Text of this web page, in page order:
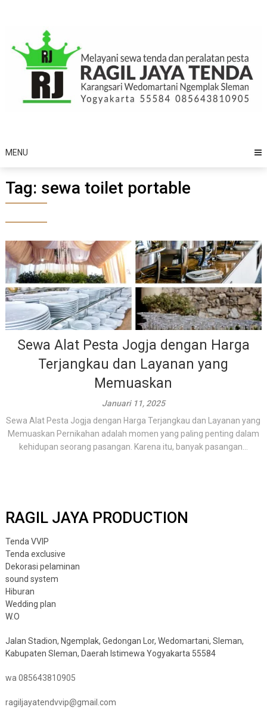
MENU
Tag: sewa toilet portable
Sewa Alat Pesta Jogja dengan Harga
Terjangkau dan Layanan yang
Memuaskan
Januari 11, 2025
Sewa Alat Pesta Jogja dengan Harga Terjangkau dan Layanan yang
Memuaskan Pernikahan adalah momen yang paling penting dalam
kehidupan seorang pasangan. Karena itu, banyak pasangan...
RAGIL JAYA PRODUCTION
Tenda VVIP
Tenda exclusive
Dekorasi pelaminan
sound system
Hiburan
Wedding plan
W.O
Jalan Stadion, Ngemplak, Gedongan Lor, Wedomartani, Sleman,
Kabupaten Sleman, Daerah Istimewa Yogyakarta 55584
wa 085643810905
ragiljayatendvvip@gmail.com